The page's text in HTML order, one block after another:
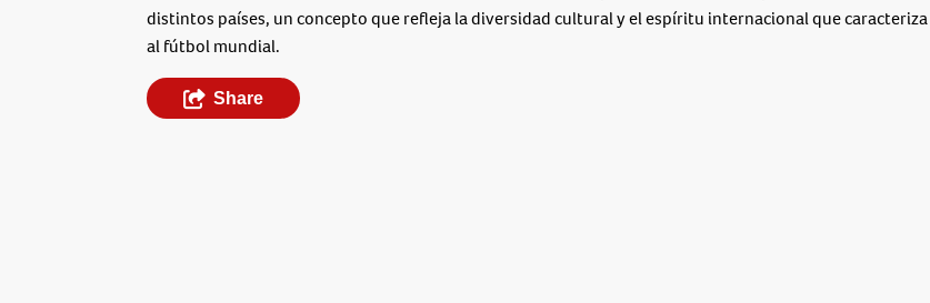
distintos países, un concepto que refleja la diversidad cultural y el espíritu internacional que caracteriza
al fútbol mundial.
Share